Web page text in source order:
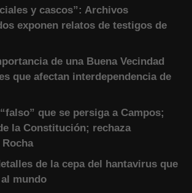
y cascos”: Archivos
exponen relatos de testigos de
de una Buena Vecindad
que afectan interdependencia de
que se persiga a Campos;
la Constitución; rechaza
de la cepa del hantavirus que
mundo